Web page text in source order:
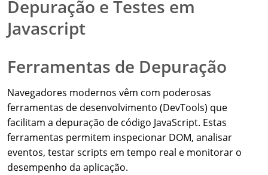
Depuração e Testes em
Javascript
Ferramentas de Depuração
Navegadores modernos vêm com poderosas
ferramentas de desenvolvimento (DevTools) que
facilitam a depuração de código JavaScript. Estas
ferramentas permitem inspecionar DOM, analisar
eventos, testar scripts em tempo real e monitorar o
desempenho da aplicação.